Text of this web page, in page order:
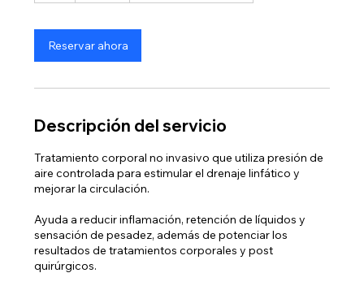
Reservar ahora
Descripción del servicio
Tratamiento corporal no invasivo que utiliza presión de
aire controlada para estimular el drenaje linfático y
mejorar la circulación.
Ayuda a reducir inflamación, retención de líquidos y
sensación de pesadez, además de potenciar los
resultados de tratamientos corporales y post
quirúrgicos.